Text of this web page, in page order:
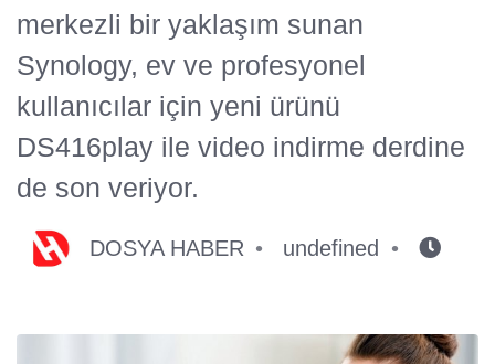
merkezli bir yaklaşım sunan
Synology, ev ve profesyonel
kullanıcılar için yeni ürünü
DS416play ile video indirme derdine
de son veriyor.
DOSYA HABER undefined